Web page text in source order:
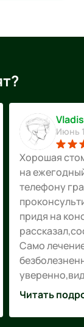
Июнь
Хорошая
на
телефону
придя на
Само
так же
встречает и
Читать